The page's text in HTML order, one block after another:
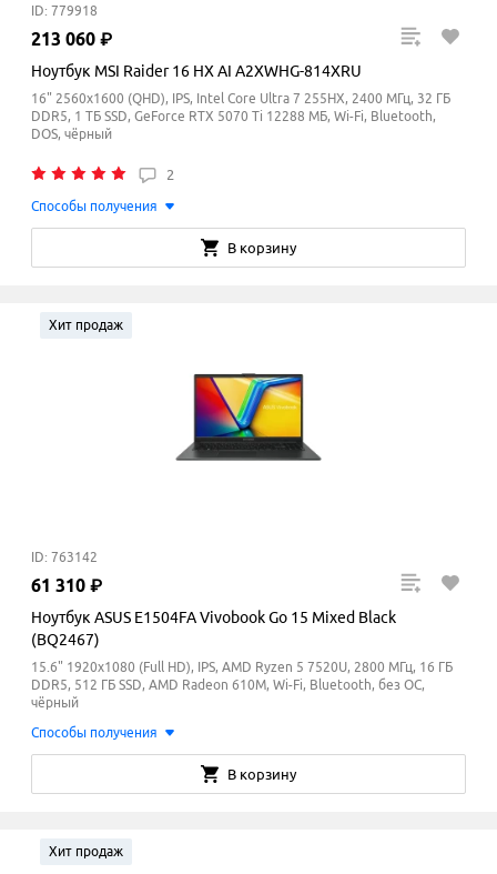
ID: 779918
213 060 ₽
Ноутбук MSI Raider 16 HX AI A2XWHG-814XRU
16" 2560x1600 (QHD), IPS, Intel Core Ultra 7 255HX, 2400 МГц, 32 ГБ
DDR5, 1 ТБ SSD, GeForce RTX 5070 Ti 12288 МБ, Wi-Fi, Bluetooth,
DOS, чёрный
2
Способы получения
В корзину
Хит продаж
ID: 763142
61 310 ₽
Ноутбук ASUS E1504FA Vivobook Go 15 Mixed Black
(BQ2467)
15.6" 1920x1080 (Full HD), IPS, AMD Ryzen 5 7520U, 2800 МГц, 16 ГБ
DDR5, 512 ГБ SSD, AMD Radeon 610M, Wi-Fi, Bluetooth, без ОС,
чёрный
Способы получения
В корзину
Хит продаж